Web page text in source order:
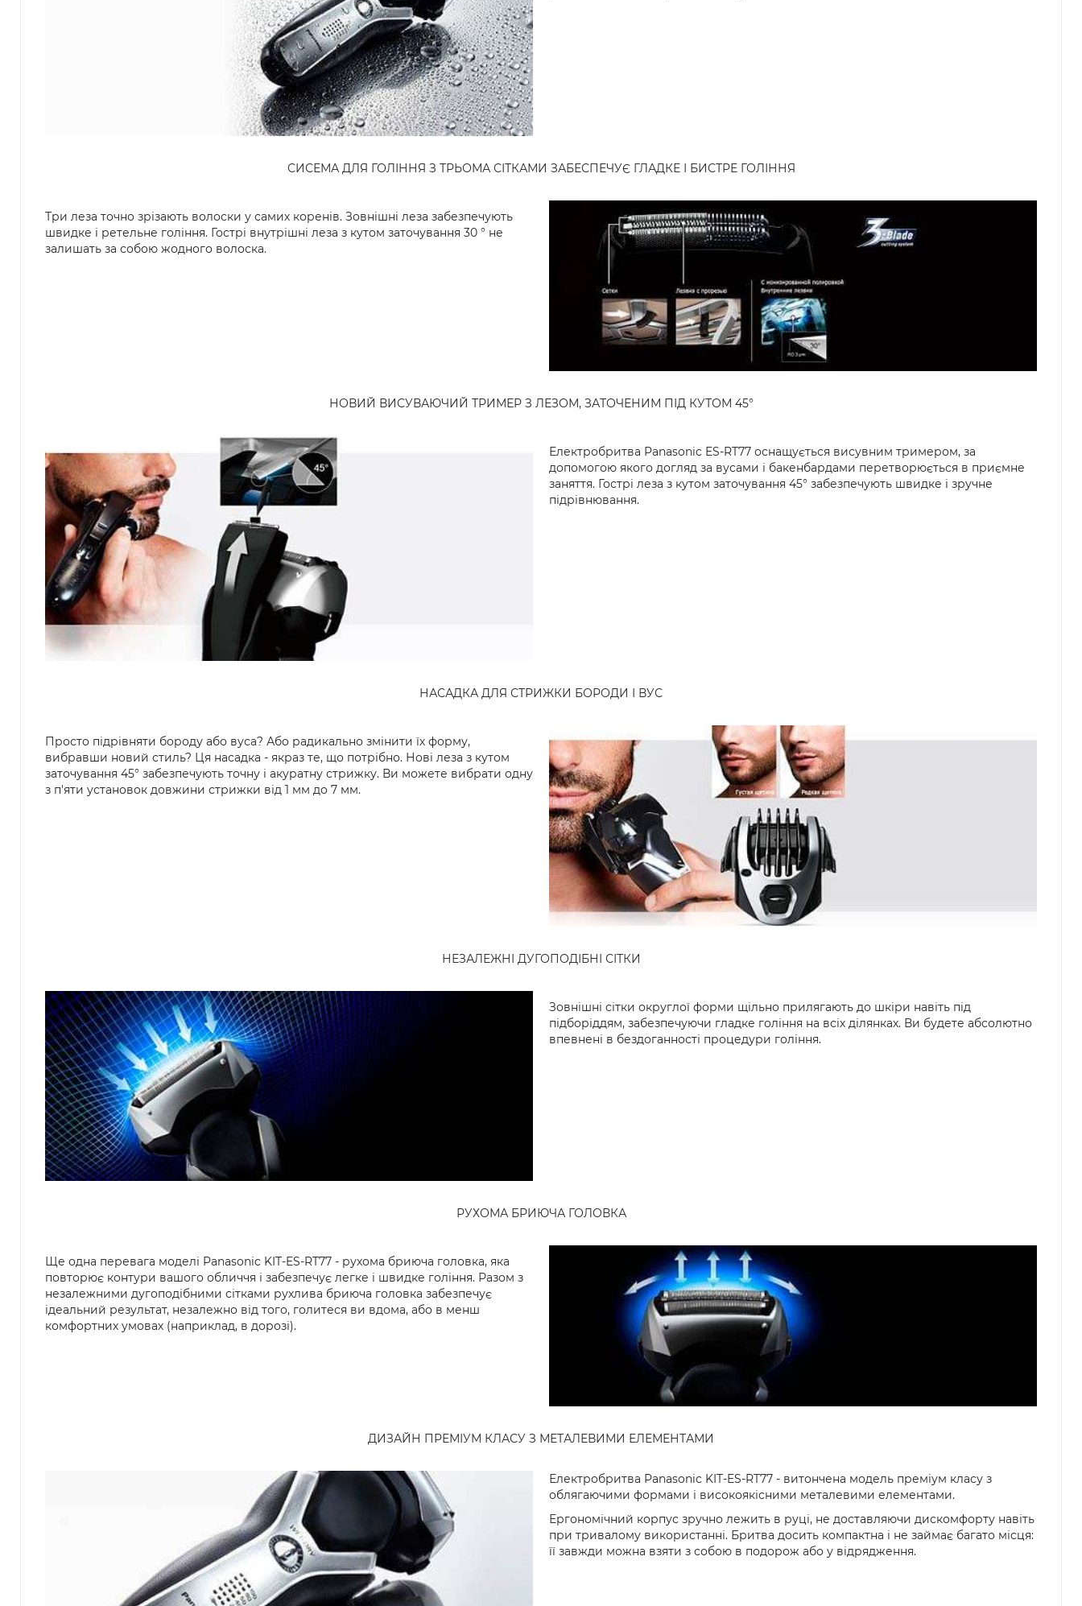
СИСЕМА ДЛЯ ГОЛІННЯ З ТРЬОМА СІТКАМИ ЗАБЕСПЕЧУЄ ГЛАДКЕ І БИСТРЕ ГОЛІННЯ
Три леза точно зрізають волоски у самих коренів. Зовнішні леза забезпечують
швидке і ретельне гоління. Гострі внутрішні леза з кутом заточування 30 ° не
залишать за собою жодного волоска.
НОВИЙ ВИСУВАЮЧИЙ ТРИМЕР З ЛЕЗОМ, ЗАТОЧЕНИМ ПІД КУТОМ 45°
Електробритва Panasonic ES-RT77 оснащується висувним тримером, за
допомогою якого догляд за вусами і бакенбардами перетворюється в приємне
заняття. Гострі леза з кутом заточування 45° забезпечують швидке і зручне
підрівнювання.
НАСАДКА ДЛЯ СТРИЖКИ БОРОДИ І ВУС
Просто підрівняти бороду або вуса? Або радикально змінити їх форму,
вибравши новий стиль? Ця насадка - якраз те, що потрібно. Нові леза з кутом
заточування 45° забезпечують точну і акуратну стрижку. Ви можете вибрати одну
з п'яти установок довжини стрижки від 1 мм до 7 мм.
НЕЗАЛЕЖНІ ДУГОПОДІБНІ СІТКИ
Зовнішні сітки округлої форми щільно прилягають до шкіри навіть під
підборіддям, забезпечуючи гладке гоління на всіх ділянках. Ви будете абсолютно
впевнені в бездоганності процедури гоління.
РУХОМА БРИЮЧА ГОЛОВКА
Ще одна перевага моделі Panasonic KIT-ES-RT77 - рухома бриюча головка, яка
повторює контури вашого обличчя і забезпечує легке і швидке гоління. Разом з
незалежними дугоподібними сітками рухлива бриюча головка забезпечує
ідеальний результат, незалежно від того, голитеся ви вдома, або в менш
комфортних умовах (наприклад, в дорозі).
ДИЗАЙН ПРЕМІУМ КЛАСУ З МЕТАЛЕВИМИ ЕЛЕМЕНТАМИ
Електробритва Panasonic KIT-ES-RT77 - витончена модель преміум класу з
облягаючими формами і високоякісними металевими елементами.
Ергономічний корпус зручно лежить в руці, не доставляючи дискомфорту навіть
при тривалому використанні. Бритва досить компактна і не займає багато місця:
її завжди можна взяти з собою в подорож або у відрядження.